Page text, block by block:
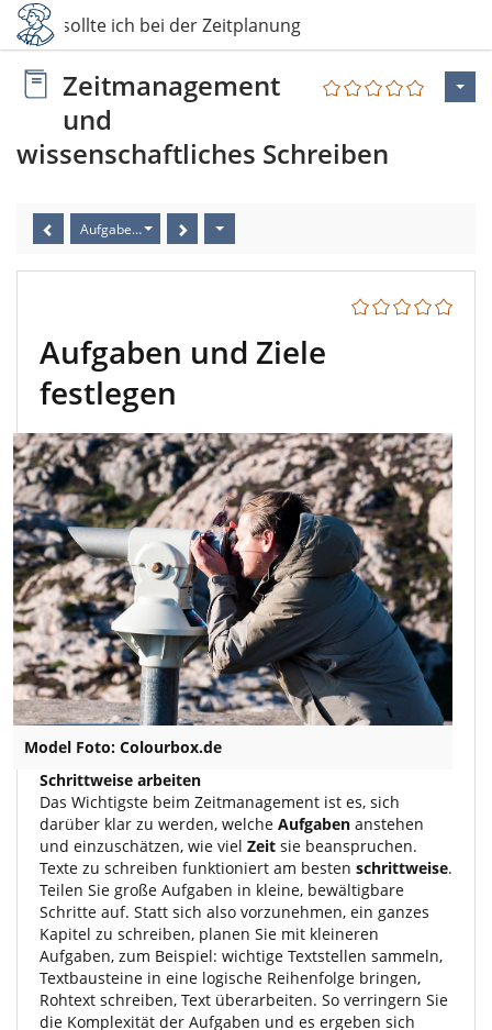
3 Was sollte ich bei der Zeitplanung beachten?
Zeitmanagement
und
wissenschaftliches Schreiben
Aufgaben und Ziele festlegen
Aufgaben und Ziele
festlegen
Model Foto: Colourbox.de
Schrittweise arbeiten
Das Wichtigste beim Zeitmanagement ist es, sich
darüber klar zu werden, welche Aufgaben anstehen
und einzuschätzen, wie viel Zeit sie beanspruchen.
Texte zu schreiben funktioniert am besten schrittweise.
Teilen Sie große Aufgaben in kleine, bewältigbare
Schritte auf. Statt sich also vorzunehmen, ein ganzes
Kapitel zu schreiben, planen Sie mit kleineren
Aufgaben, zum Beispiel: wichtige Textstellen sammeln,
Textbausteine in eine logische Reihenfolge bringen,
Rohtext schreiben, Text überarbeiten. So verringern Sie
die Komplexität der Aufgaben und es ergeben sich